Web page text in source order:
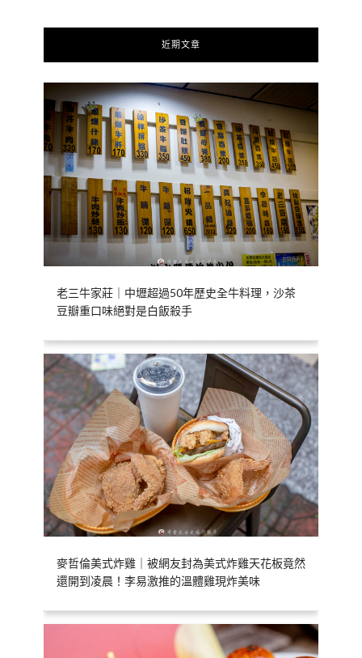
近期文章
老三牛家莊｜中壢超過50年歷史全牛料理，沙茶
豆瓣重口味絕對是白飯殺手
麥哲倫美式炸雞｜被網友封為美式炸雞天花板竟然
還開到凌晨！李易激推的溫體雞現炸美味